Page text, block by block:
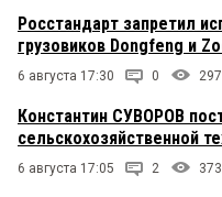
Росстандарт запретил
грузовиков Dongfeng и
6 августа 17:30 0 297
Константин СУВОРОВ
сельскохозяйственной
6 августа 17:05 2 373